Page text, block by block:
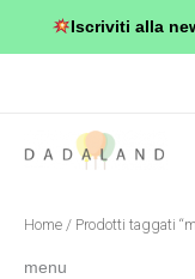
Iscriviti alla
Home / Prodotti taggati
menu